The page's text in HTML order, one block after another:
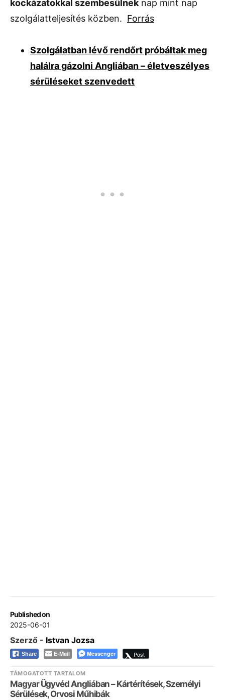
Published on
2025-06-01
kockázatokkal szembesülnek nap mint nap
szolgálatteljesítés közben. Forrás
Szolgálatban lévő rendőrt próbáltak meg
halálra gázolni Angliában – életveszélyes
sérüléseket szenvedett
Szerző - Istvan Jozsa
Share E-Mail Messenger Post
TÁMOGATOTT TARTALOM
Magyar Ügyvéd Angliában – Kártérítések, Személyi
Sérülések, Orvosi Műhibák